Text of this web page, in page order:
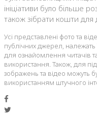
ініціативи було більше
також зібрати кошти для
Усі представлені фото та
публічних джерел, належать
для ознайомлення читачів
використання. Також, для
зображень та відео можуть
використанням штучного